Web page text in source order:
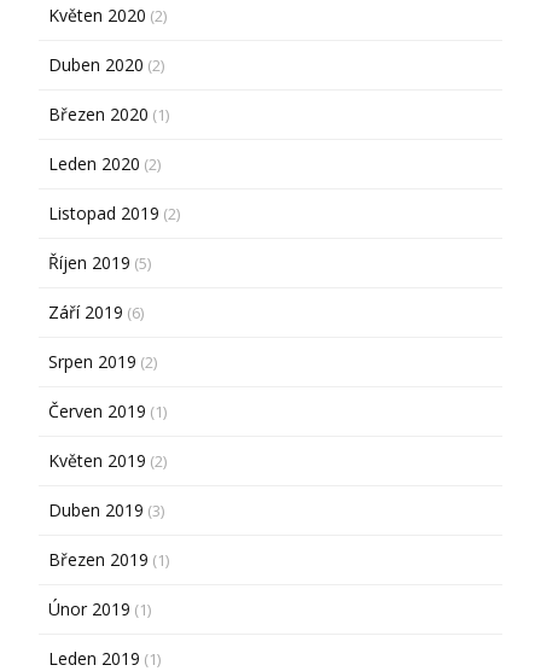
Květen 2020 (2)
Duben 2020 (2)
Březen 2020 (1)
Leden 2020 (2)
Listopad 2019 (2)
Říjen 2019 (5)
Září 2019 (6)
Srpen 2019 (2)
Červen 2019 (1)
Květen 2019 (2)
Duben 2019 (3)
Březen 2019 (1)
Únor 2019 (1)
Leden 2019 (1)